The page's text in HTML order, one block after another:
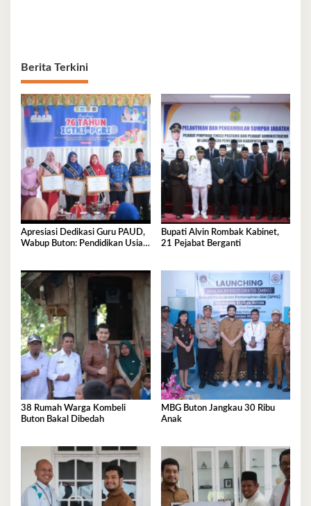
Berita Terkini
Apresiasi Dedikasi Guru PAUD,
Wabup Buton: Pendidikan Usia
Bupati Alvin Rombak Kabinet,
21 Pejabat Berganti
38 Rumah Warga Kombeli
Buton Bakal Dibedah
MBG Buton Jangkau 30 Ribu
Anak